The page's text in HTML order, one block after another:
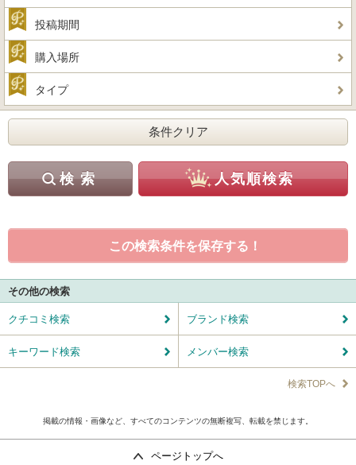
投稿期間
購入場所
タイプ
この検索条件を保存する！
その他の検索
クチコミ検索 ブランド検索
キーワード検索 メンバー検索
検索TOPへ
掲載の情報・画像など、すべてのコンテンツの無断複写、転載を禁じます。
ページトップへ